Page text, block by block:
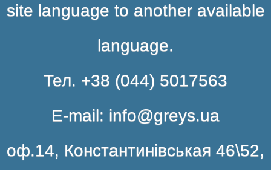
site language to another available
language.
Тел. +38 (044) 5017563
E-mail: info@greys.ua
оф.14, Константинівськая 46\52,